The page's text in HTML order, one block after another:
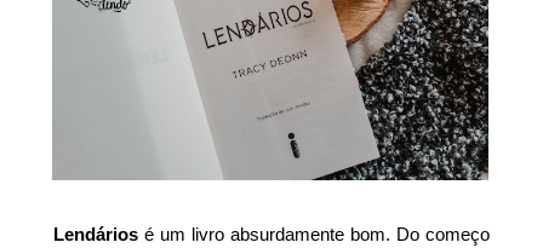
Lendários é um livro absurdamente bom. Do começo